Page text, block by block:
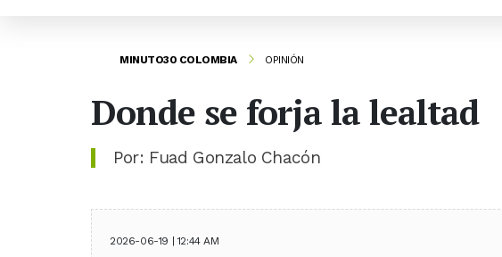
MINUTO30 COLOMBIA OPINIÓN
Donde se forja la lealtad
Por: Fuad Gonzalo Chacón
2026-06-19 | 12:44 AM